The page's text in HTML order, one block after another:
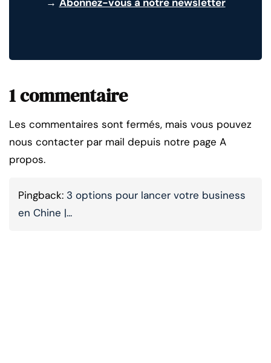
1 commentaire
Les commentaires sont fermés, mais vous pouvez
nous contacter par mail depuis notre page A
propos.
Pingback: 3 options pour lancer votre business
en Chine |...